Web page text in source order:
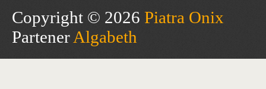
Copyright © 2026 Piatra Onix
Partener Algabeth